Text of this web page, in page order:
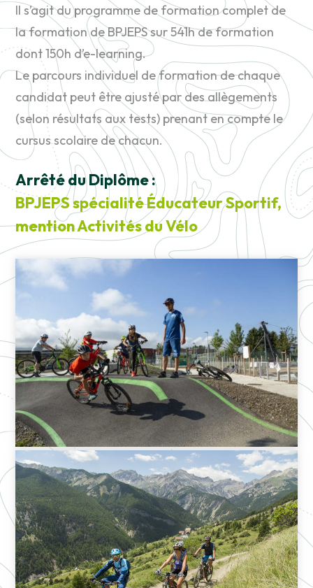
Il s’agit du programme de formation complet de
la formation de BPJEPS sur 541h de formation
dont 150h d’e-learning.
Le parcours individuel de formation de chaque
candidat peut être ajusté par des allègements
(selon résultats aux tests) prenant en compte le
cursus scolaire de chacun.
Arrêté du Diplôme :
BPJEPS spécialité Éducateur Sportif,
mention Activités du Vélo